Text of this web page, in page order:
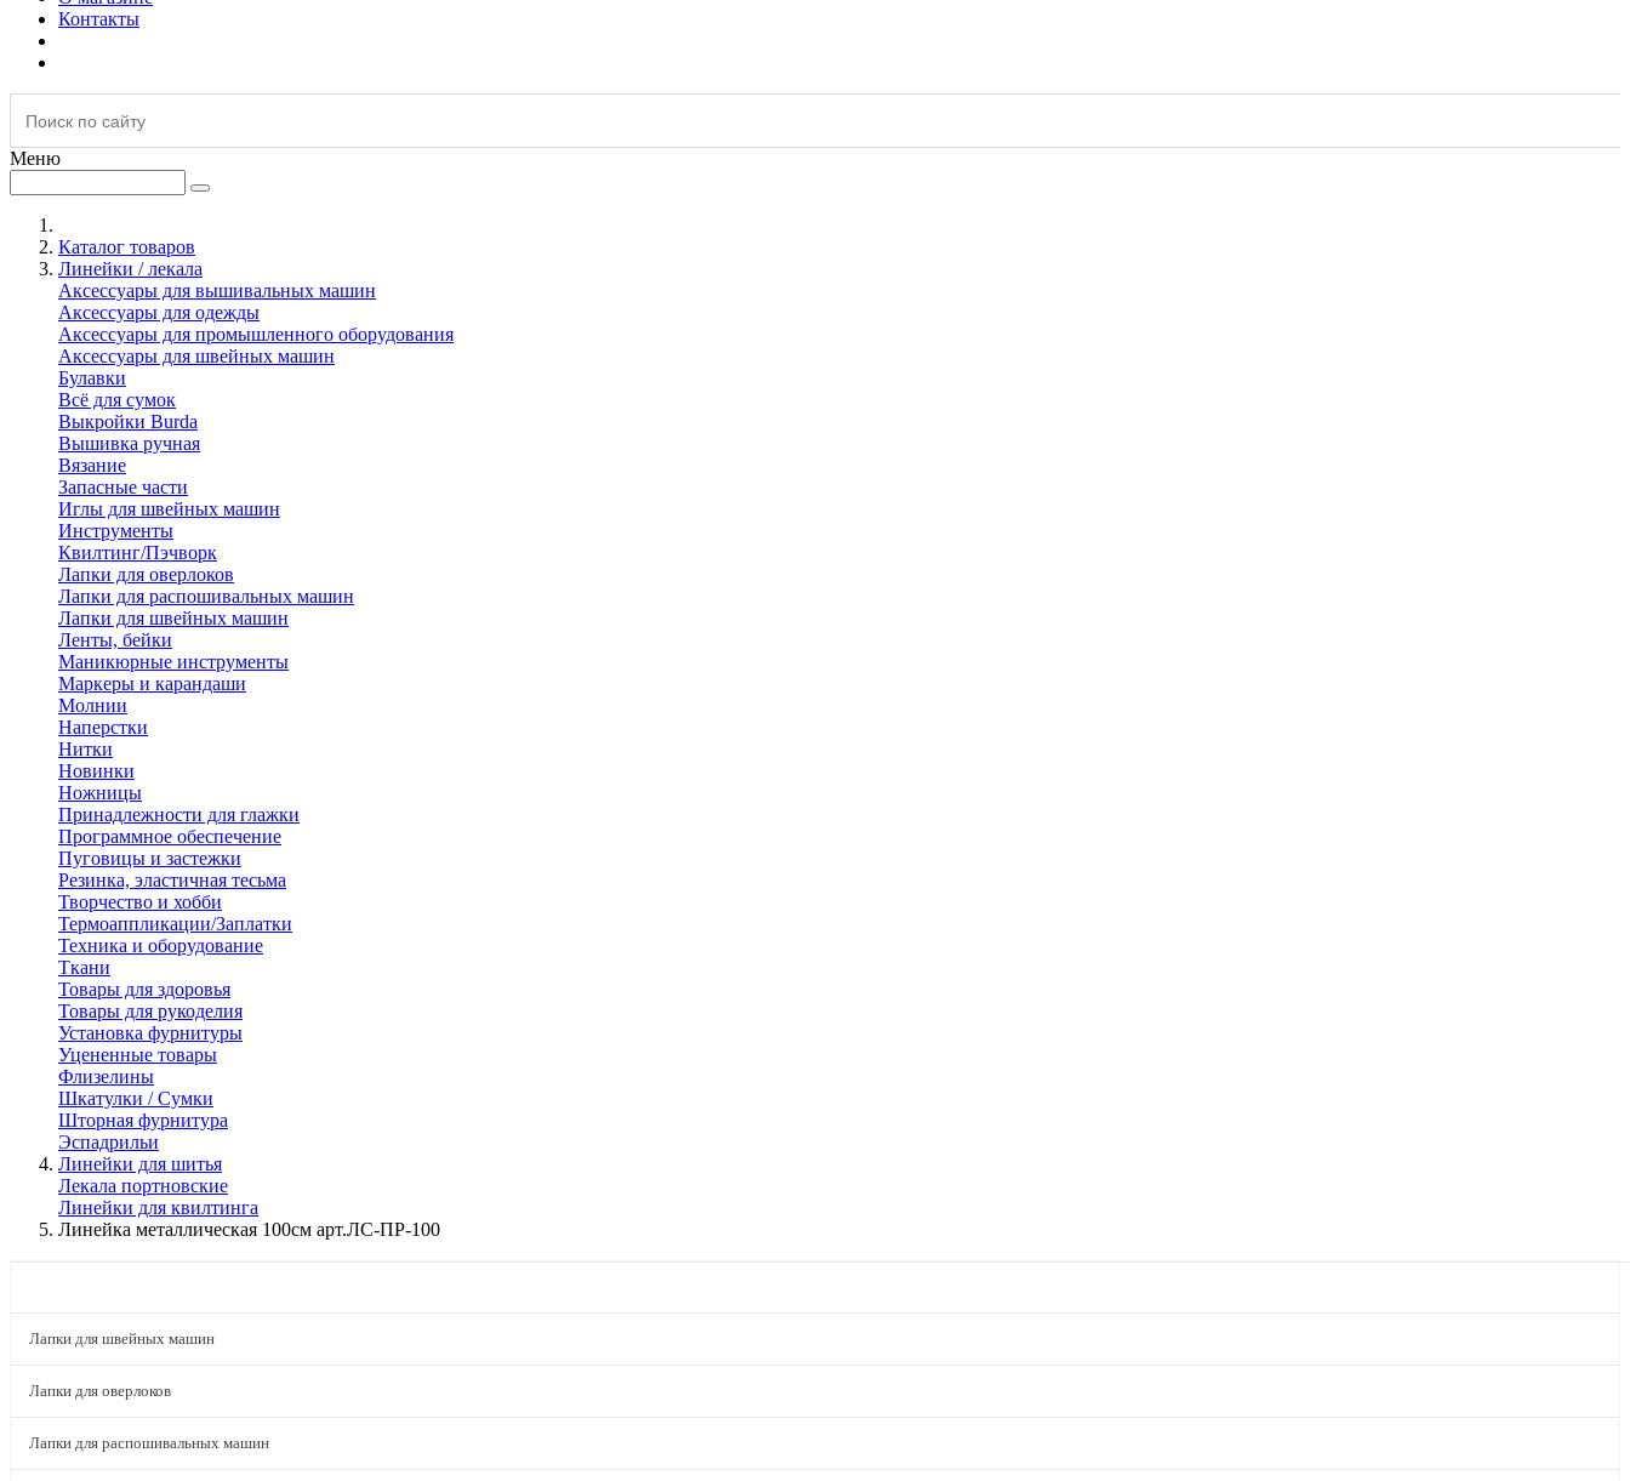
Контакты
Меню
Каталог товаров
Линейки / лекала
Аксессуары для вышивальных машин
Аксессуары для одежды
Аксессуары для промышленного оборудования
Аксессуары для швейных машин
Булавки
Всё для сумок
Выкройки Burda
Вышивка ручная
Вязание
Запасные части
Иглы для швейных машин
Инструменты
Квилтинг/Пэчворк
Лапки для оверлоков
Лапки для распошивальных машин
Лапки для швейных машин
Ленты, бейки
Маникюрные инструменты
Маркеры и карандаши
Молнии
Наперстки
Нитки
Новинки
Ножницы
Принадлежности для глажки
Программное обеспечение
Пуговицы и застежки
Резинка, эластичная тесьма
Творчество и хобби
Термоаппликации/Заплатки
Техника и оборудование
Ткани
Товары для здоровья
Товары для рукоделия
Установка фурнитуры
Уцененные товары
Флизелины
Шкатулки / Сумки
Шторная фурнитура
Эспадрильи
Линейки для шитья
Лекала портновские
Линейки для квилтинга
Линейка металлическая 100см арт.ЛС-ПР-100
Лапки для швейных машин
Лапки для оверлоков
Лапки для распошивальных машин